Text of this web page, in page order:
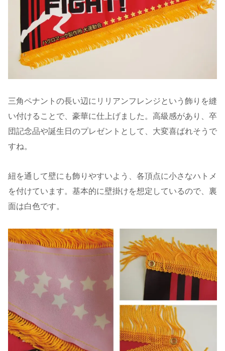
三角ペナントの長い辺にリリアンフレンジという飾りを縫
い付けることで、豪華に仕上げました。高級感があり、卒
団記念品や誕生日のプレゼントとして、大変喜ばれそうで
すね。
紐を通して壁にも飾りやすいよう、各頂点に小さなハトメ
を付けています。基本的に壁掛けを想定しているので、裏
面は白色です。